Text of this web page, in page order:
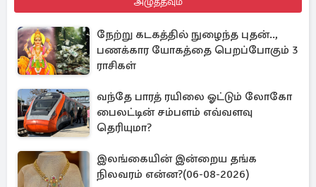
நேற்று கடகத்தில் நுழைந்த புதன்..,
பணக்கார யோகத்தை பெறப்போகும் 3
ராசிகள்
வந்தே பாரத் ரயிலை ஓட்டும் லோகோ
பைலட்டின் சம்பளம் எவ்வளவு
தெரியுமா?
இலங்கையின் இன்றைய தங்க
நிலவரம் என்ன?(06-08-2026)